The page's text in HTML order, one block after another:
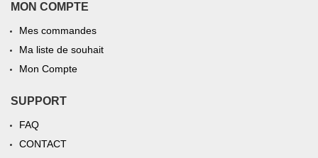
MON COMPTE
Mes commandes
Ma liste de souhait
Mon Compte
SUPPORT
FAQ
CONTACT